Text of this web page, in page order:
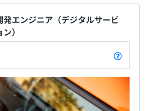
ありません）
エンジニア（デジタルサービ
）